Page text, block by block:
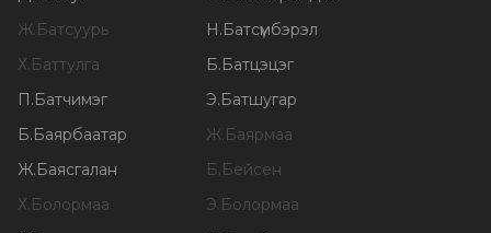
Ж. Батсуурь Н . Батсүмбэрэл
Х. Баттулга Б. Батцэцэг
П . Батчимэг Э. Батшугар
Б. Баярбаатар Ж. Баярмаа
Ж. Баясгалан Б. Бейсен
Х. Болормаа Э. Болормаа